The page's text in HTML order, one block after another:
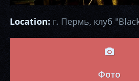
Location: г. Пермь, клуб
Фото